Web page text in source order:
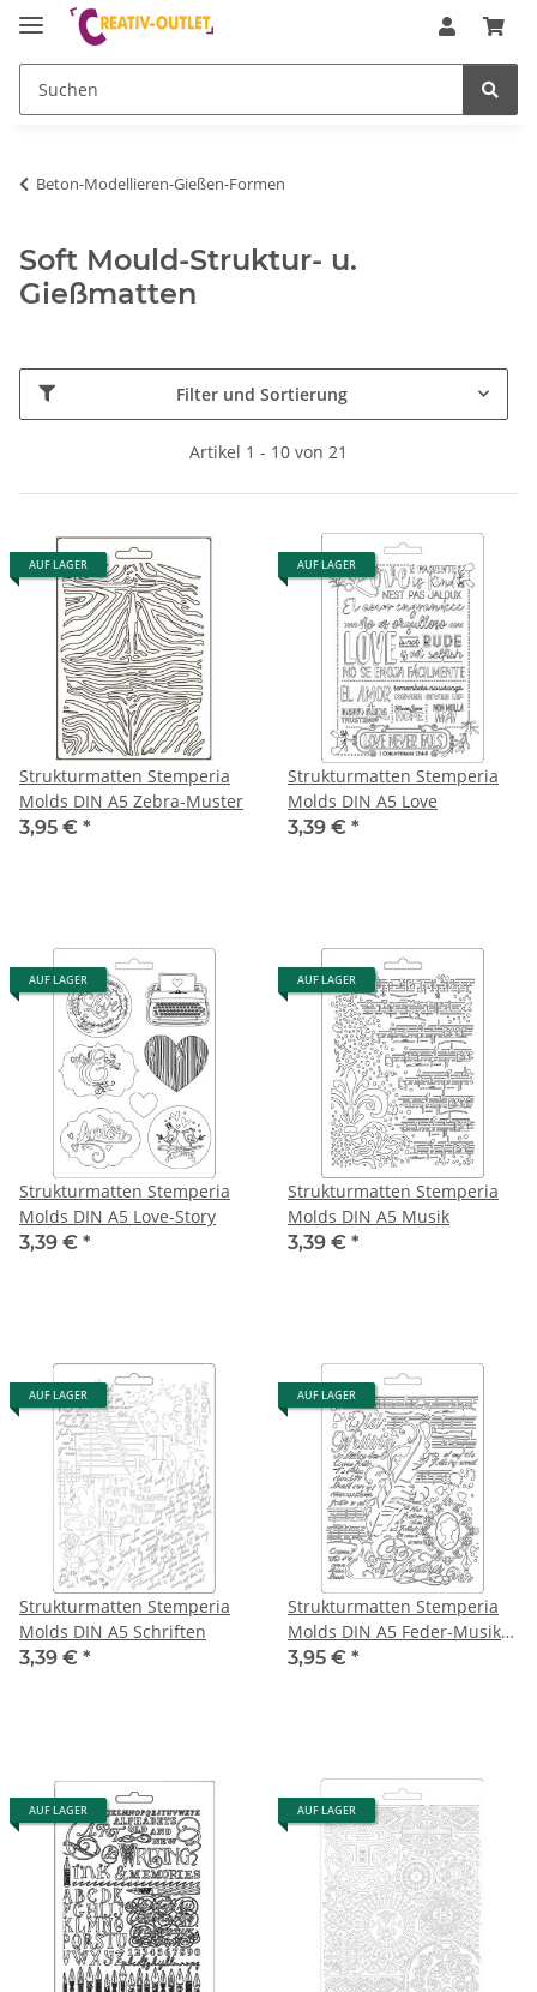
Beton-Modellieren-Gießen-Formen
Soft Mould-Struktur- u.
Gießmatten
Filter und Sortierung
Artikel 1 - 10 von 21
AUF LAGER
Strukturmatten Stemperia
Molds DIN A5 Zebra-Muster
3,95 € *
AUF LAGER
Strukturmatten Stemperia
Molds DIN A5 Love
3,39 € *
AUF LAGER
Strukturmatten Stemperia
Molds DIN A5 Love-Story
3,39 € *
AUF LAGER
Strukturmatten Stemperia
Molds DIN A5 Musik
3,39 € *
AUF LAGER
Strukturmatten Stemperia
Molds DIN A5 Schriften
3,39 € *
AUF LAGER
Strukturmatten Stemperia
Molds DIN A5 Feder-Musik-
alte Schrift
3,95 € *
AUF LAGER AUF LAGER